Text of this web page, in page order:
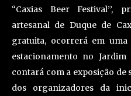
“Caxias Beer Festival’’,
artesanal de Duque de
gratuita, ocorrerá em
estacionamento no
contará com a exposição de
dos organizadores da